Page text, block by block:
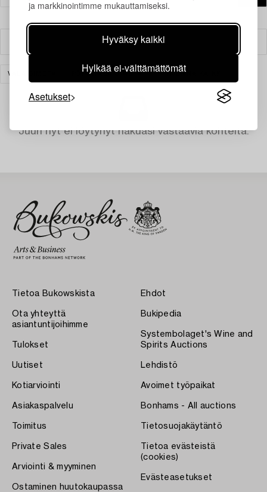
ja markkinointimme mukauttamiseksi.
Hyväksy kaikki
Hylkää ei-välttämättömät
Asetukset
Suodatin
VALAISIMET PÖYTÄVALAISIMET
Juuri nyt ei löytynyt hakuasi vastaavia kohteita.
Tietoa Bukowskista
Ota yhteyttä
asiantuntijoihimme
Tulokset
Uutiset
Kotiarviointi
Asiakaspalvelu
Toimitus
Private Sales
Arviointi & myyminen
Ostaminen huutokaupassa
Ehdot
Bukipedia
Systembolaget's Wine and
Spirits Auctions
Lehdistö
Avoimet työpaikat
Bonhams - All auctions
Tietosuojakäytäntö
Tietoa evästeistä
(cookies)
Evästeasetukset